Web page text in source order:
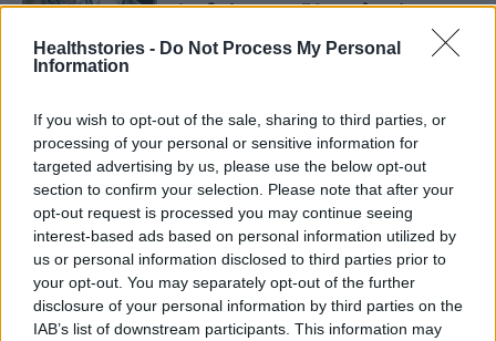
Healthstories - Do Not Process My Personal
Information
If you wish to opt-out of the sale, sharing to third parties, or
processing of your personal or sensitive information for
targeted advertising by us, please use the below opt-out
section to confirm your selection. Please note that after your
opt-out request is processed you may continue seeing
interest-based ads based on personal information utilized by
us or personal information disclosed to third parties prior to
your opt-out. You may separately opt-out of the further
disclosure of your personal information by third parties on the
IAB’s list of downstream participants. This information may
ΆΣΚΗΣΗ
Ανεβαίνοντας 50 σκαλοπάτια την
ημέρα μπορεί να είναι αρκετό για
την υγεία της καρδιάς
Περπάτημα: Η νέα viral πρόκληση
είναι ένας εκπληκτικά εύκολος
τρόπος για να γυμναστείτε
29 Αυγούστου 2023
Περπάτημα: Ακόμα και λίγα
βήματα την ημέρα μειώνουν τον
κίνδυνο πρόωρου θανάτου